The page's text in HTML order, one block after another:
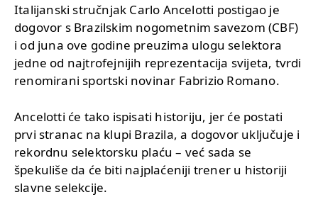
Italijanski stručnjak Carlo Ancelotti postigao je
dogovor s Brazilskim nogometnim savezom (CBF)
i od juna ove godine preuzima ulogu selektora
jedne od najtrofejnijih reprezentacija svijeta, tvrdi
renomirani sportski novinar Fabrizio Romano.
Ancelotti će tako ispisati historiju, jer će postati
prvi stranac na klupi Brazila, a dogovor uključuje i
rekordnu selektorsku plaću – već sada se
špekuliše da će biti najplaćeniji trener u historiji
slavne selekcije.